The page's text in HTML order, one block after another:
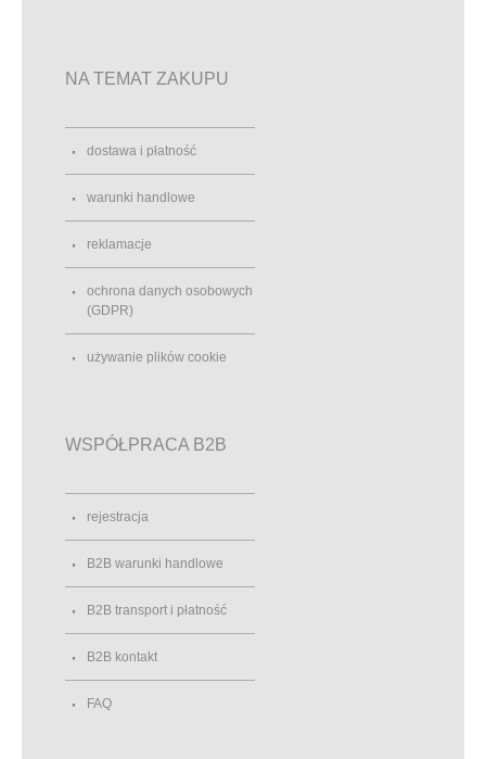
NA TEMAT ZAKUPU
dostawa i płatność
warunki handlowe
reklamacje
ochrona danych osobowych
(GDPR)
używanie plików cookie
WSPÓŁPRACA B2B
rejestracja
B2B warunki handlowe
B2B transport i płatność
B2B kontakt
FAQ